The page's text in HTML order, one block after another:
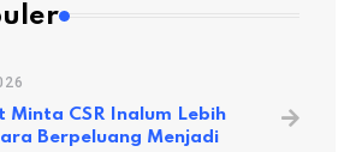
Minta CSR Inalum Lebih
Berpeluang Menjadi